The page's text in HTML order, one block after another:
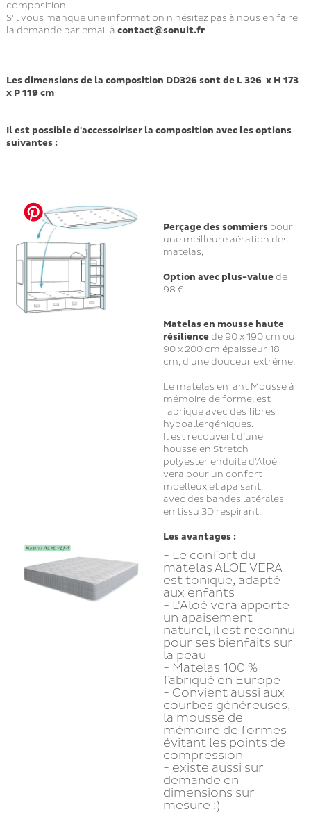
composition.
S'il vous manque une information n'hésitez pas à nous en faire
la demande par email à contact@sonuit.fr
Les dimensions de la composition DD326 sont de L 326 x H 173
x P 119 cm
Il est possible d'accessoiriser la composition avec les options
suivantes :
Perçage des sommiers pour
une meilleure aération des
matelas,
Option avec plus-valuede
98 €
Matelas en moussehaute
résiliencede 90 x 190 cm ou
90 x 200 cm épaisseur 18
cm, d'une douceur extrème.
Le matelas enfant Mousse à
mémoire de forme, est
fabriqué avec des fibres
hypoallergéniques.
Il est recouvert d’une
housse en Stretch
polyester enduite d'Aloé
vera pour un confort
moelleux et apaisant,
avec des bandes latérales
en tissu 3D respirant.
Les avantages :
- Le confort du
matelas ALOE VERA
est tonique, adapté
aux enfants
- L'Aloé vera apporte
un apaisement
naturel, il est reconnu
pour ses bienfaits sur
la peau
- Matelas 100 %
fabriqué en Europe
- Convient aussi aux
courbes généreuses,
la mousse de
mémoire de formes
évitant les points de
compression
- existe aussi sur
demande en
dimensions sur
mesure :)